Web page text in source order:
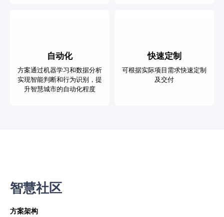
自动化
方案通过机器学习和数据分析
实现智能判断和行为识别，提
升智慧城市的自动化程度
快速定制
可根据实际项目需求快速定制
及交付
智慧社区
方案架构